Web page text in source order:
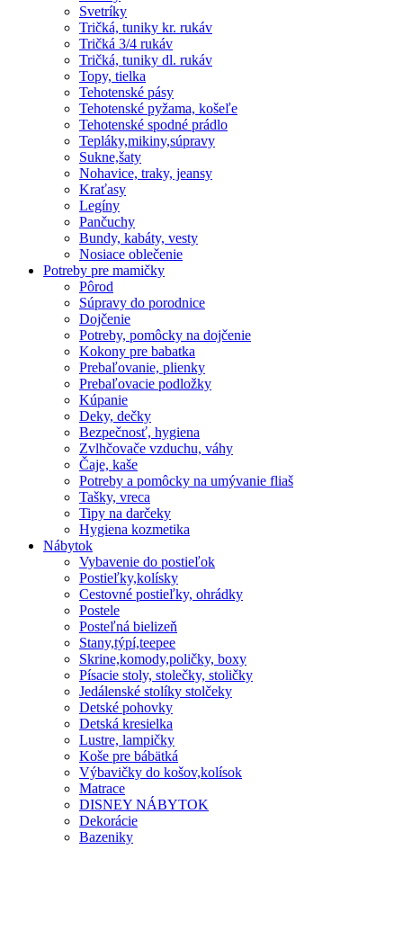
Svetríky
Tričká, tuniky kr. rukáv
Tričká 3/4 rukáv
Tričká, tuniky dl. rukáv
Topy, tielka
Tehotenské pásy
Tehotenské pyžama, košeľe
Tehotenské spodné prádlo
Tepláky,mikiny,súpravy
Sukne,šaty
Nohavice, traky, jeansy
Kraťasy
Legíny
Pančuchy
Bundy, kabáty, vesty
Nosiace oblečenie
Potreby pre mamičky
Pôrod
Súpravy do porodnice
Dojčenie
Potreby, pomôcky na dojčenie
Kokony pre babatka
Prebaľovanie, plienky
Prebaľovacie podložky
Kúpanie
Deky, dečky
Bezpečnosť, hygiena
Zvlhčovače vzduchu, váhy
Čaje, kaše
Potreby a pomôcky na umývanie fliaš
Tašky, vreca
Tipy na darčeky
Hygiena kozmetika
Nábytok
Vybavenie do postieľok
Postieľky,kolísky
Cestovné postieľky, ohrádky
Postele
Posteľná bielizeň
Stany,týpí,teepee
Skrine,komody,poličky, boxy
Písacie stoly, stolečky, stoličky
Jedálenské stolíky stolčeky
Detské pohovky
Detská kresielka
Lustre, lampičky
Koše pre bábätká
Výbavičky do košov,kolísok
Matrace
DISNEY NÁBYTOK
Dekorácie
Bazeniky